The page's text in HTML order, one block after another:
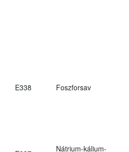
E338 Foszforsav
Nátrium-kálium-